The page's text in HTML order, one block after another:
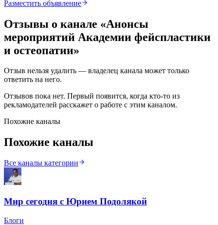
Разместить объявление
Отзывы о канале «Анонсы
мероприятий Академии фейспластики
и остеопатии»
Отзыв нельзя удалить — владелец канала может только
ответить на него.
Отзывов пока нет. Первый появится, когда кто-то из
рекламодателей расскажет о работе с этим каналом.
Похожие каналы
Похожие каналы
Все каналы категории
Мир сегодня с Юрием Подолякой
Блоги